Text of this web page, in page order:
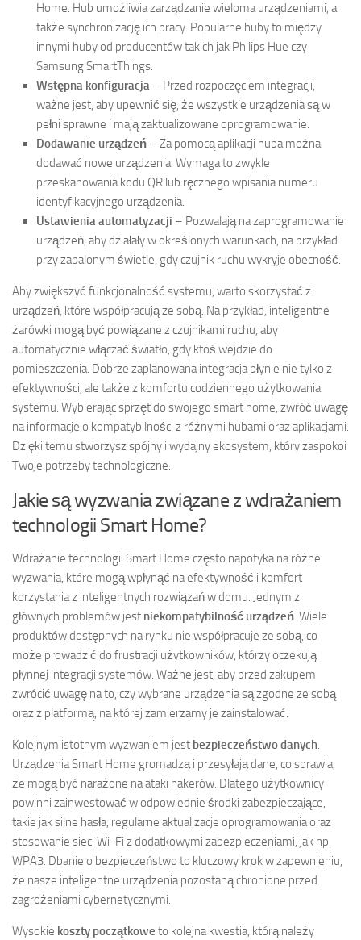
Home. Hub umożliwia zarządzanie wieloma urządzeniami, a
także synchronizację ich pracy. Popularne huby to między
innymi huby od producentów takich jak Philips Hue czy
Samsung SmartThings.
Wstępna konfiguracja – Przed rozpoczęciem integracji,
ważne jest, aby upewnić się, że wszystkie urządzenia są w
pełni sprawne i mają zaktualizowane oprogramowanie.
Dodawanie urządzeń – Za pomocą aplikacji huba można
dodawać nowe urządzenia. Wymaga to zwykle
przeskanowania kodu QR lub ręcznego wpisania numeru
identyfikacyjnego urządzenia.
Ustawienia automatyzacji – Pozwalają na zaprogramowanie
urządzeń, aby działały w określonych warunkach, na przykład
przy zapalonym świetle, gdy czujnik ruchu wykryje obecność.
Aby zwiększyć funkcjonalność systemu, warto skorzystać z
urządzeń, które współpracują ze sobą. Na przykład, inteligentne
żarówki mogą być powiązane z czujnikami ruchu, aby
automatycznie włączać światło, gdy ktoś wejdzie do
pomieszczenia. Dobrze zaplanowana integracja płynie nie tylko z
efektywności, ale także z komfortu codziennego użytkowania
systemu. Wybierając sprzęt do swojego smart home, zwróć uwagę
na informacje o kompatybilności z różnymi hubami oraz aplikacjami.
Dzięki temu stworzysz spójny i wydajny ekosystem, który zaspokoi
Twoje potrzeby technologiczne.
Jakie są wyzwania związane z wdrażaniem
technologii Smart Home?
Wdrażanie technologii Smart Home często napotyka na różne
wyzwania, które mogą wpłynąć na efektywność i komfort
korzystania z inteligentnych rozwiązań w domu. Jednym z
głównych problemów jest niekompatybilność urządzeń. Wiele
produktów dostępnych na rynku nie współpracuje ze sobą, co
może prowadzić do frustracji użytkowników, którzy oczekują
płynnej integracji systemów. Ważne jest, aby przed zakupem
zwrócić uwagę na to, czy wybrane urządzenia są zgodne ze sobą
oraz z platformą, na której zamierzamy je zainstalować.
Kolejnym istotnym wyzwaniem jest bezpieczeństwo danych.
Urządzenia Smart Home gromadzą i przesyłają dane, co sprawia,
że mogą być narażone na ataki hakerów. Dlatego użytkownicy
powinni zainwestować w odpowiednie środki zabezpieczające,
takie jak silne hasła, regularne aktualizacje oprogramowania oraz
stosowanie sieci Wi-Fi z dodatkowymi zabezpieczeniami, jak np.
WPA3. Dbanie o bezpieczeństwo to kluczowy krok w zapewnieniu,
że nasze inteligentne urządzenia pozostaną chronione przed
zagrożeniami cybernetycznymi.
Wysokie koszty początkowe to kolejna kwestia, którą należy